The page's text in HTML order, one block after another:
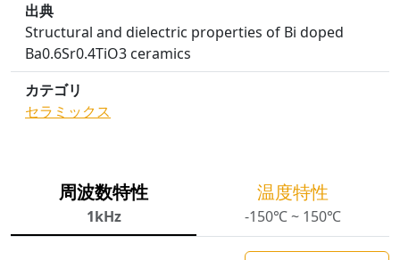
出典
Structural and dielectric properties of Bi doped
Ba0.6Sr0.4TiO3 ceramics
カテゴリ
セラミックス
周波数特性
1kHz
温度特性
-150℃ ~ 150℃